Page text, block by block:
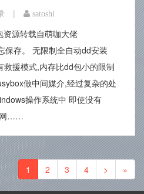
| satoshi
源转载自萌咖大佬
保存。 无限制全自动dd安装
援模式,内存比dd包小的限制
做中间媒介,经过复杂的处
操作系统中 即使没有
网……
1 2 3 4 > »